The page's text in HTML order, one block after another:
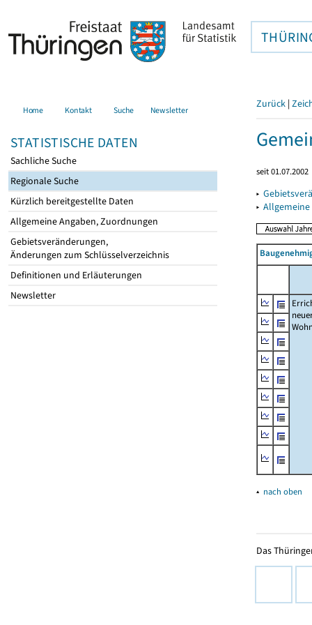
Home Kontakt Suche Newsletter
STATISTISCHE DATEN
Sachliche Suche
Regionale Suche
Kürzlich bereitgestellte Daten
Allgemeine Angaben, Zuordnungen
Gebietsveränderungen,
Änderungen zum Schlüsselverzeichnis
Definitionen und Erläuterungen
Newsletter
Zurück |
seit 01.07.2002
▸
▸
▴ nach oben
Das